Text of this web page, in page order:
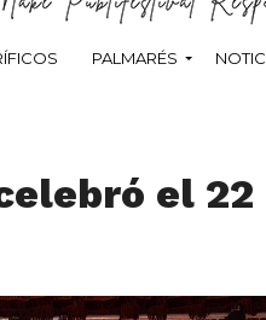
PALMARÉS
el 22